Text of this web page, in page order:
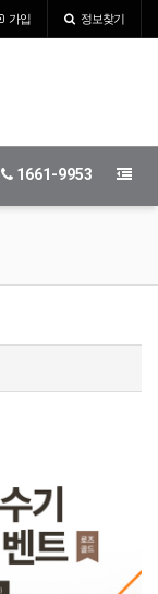
가입 정보찾기
1661-9953